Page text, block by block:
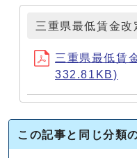
三重県最低賃金改
三重県最低賃
332.81KB)
この記事と同じ分類